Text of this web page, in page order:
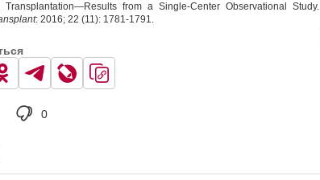
Transplantation—Results from a Single-Center Observational Study.
: 2016; 22 (11): 1781-1791.
0